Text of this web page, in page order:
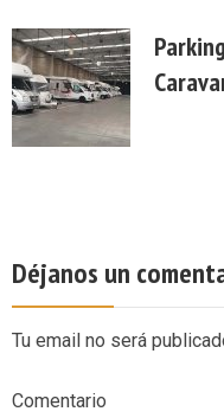
Déjanos un
Tu email no será
Comentario